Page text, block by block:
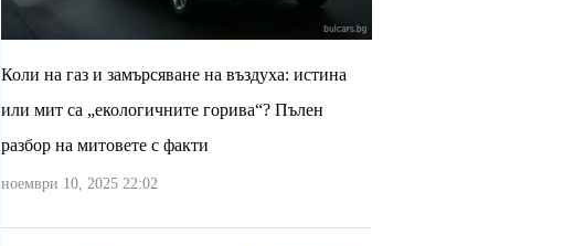
Коли на газ и замърсяване на въздуха: истина
или мит са „екологичните горива“? Пълен
разбор на митовете с факти
ноември 10, 2025 22:02